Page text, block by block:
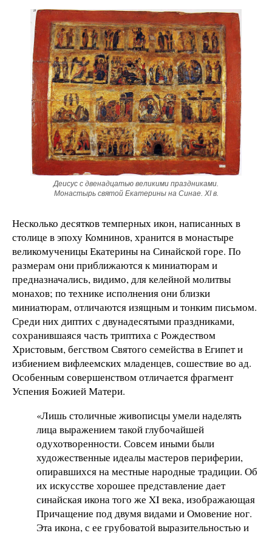
Деисус с двенадцатью великими праздниками.
Монастырь святой Екатерины на Синае. XI в.
Несколько десятков темперных икон, написанных в
столице в эпоху Комнинов, хранится в монастыре
великомученицы Екатерины на Синайской горе. По
размерам они приближаются к миниатюрам и
предназначались, видимо, для келейной молитвы
монахов; по технике исполнения они близки
миниатюрам, отличаются изящным и тонким письмом.
Среди них диптих с двунадесятыми праздниками,
сохранившаяся часть триптиха с Рождеством
Христовым, бегством Святого семейства в Египет и
избиением вифлеемских младенцев, сошествие во ад.
Особенным совершенством отличается фрагмент
Успения Божией Матери.
«Лишь столичные живописцы умели наделять
лица выражением такой глубочайшей
одухотворенности. Совсем иными были
художественные идеалы мастеров периферии,
опиравшихся на местные народные традиции. Об
их искусстве хорошее представление дает
синайская икона того же XI века, изображающая
Причащение под двумя видами и Омовение ног.
Эта икона, с ее грубоватой выразительностью и